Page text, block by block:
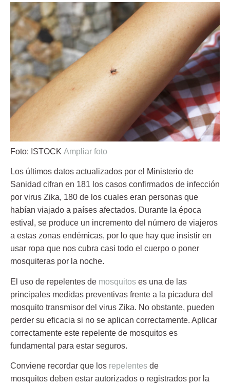
Foto: ISTOCK Ampliar foto
Los últimos datos actualizados por el Ministerio de
Sanidad cifran en 181 los casos confirmados de infección
por virus Zika, 180 de los cuales eran personas que
habían viajado a países afectados. Durante la época
estival, se produce un incremento del número de viajeros
a estas zonas endémicas, por lo que hay que insistir en
usar ropa que nos cubra casi todo el cuerpo o poner
mosquiteras por la noche.
El uso de repelentes de mosquitos es una de las
principales medidas preventivas frente a la picadura del
mosquito transmisor del virus Zika. No obstante, pueden
perder su eficacia si no se aplican correctamente. Aplicar
correctamente este repelente de mosquitos es
fundamental para estar seguros.
Conviene recordar que los repelentes de
mosquitos deben estar autorizados o registrados por la